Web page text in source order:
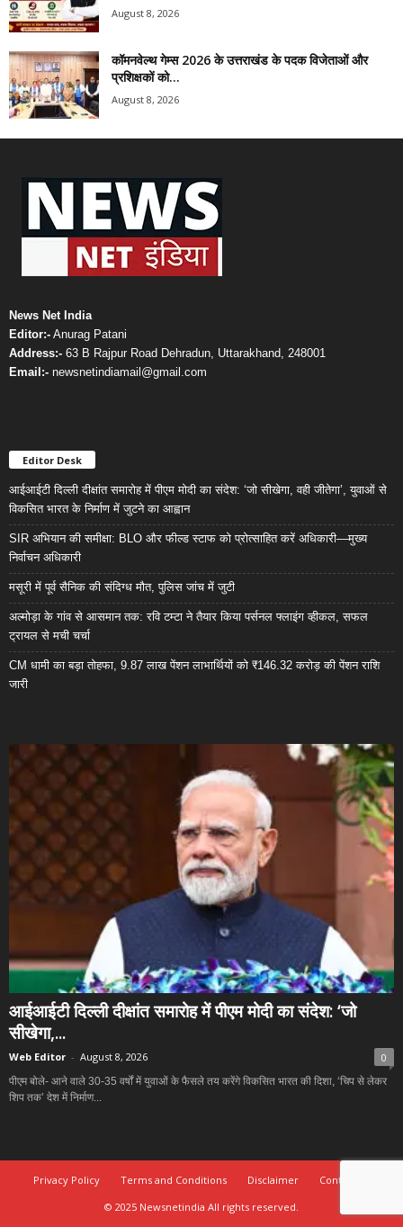
August 8, 2026
कॉमनवेल्थ गेम्स 2026 के उत्तराखंड के पदक विजेताओं और
प्रशिक्षकों को...
August 8, 2026
News Net India
Editor:- Anurag Patani
Address:- 63 B Rajpur Road Dehradun, Uttarakhand, 248001
Email:- newsnetindiamail@gmail.com
Editor Desk
आईआईटी दिल्ली दीक्षांत समारोह में पीएम मोदी का संदेश: ‘जो सीखेगा, वही जीतेगा’, युवाओं से
विकसित भारत के निर्माण में जुटने का आह्वान
SIR अभियान की समीक्षा: BLO और फील्ड स्टाफ को प्रोत्साहित करें अधिकारी—मुख्य
निर्वाचन अधिकारी
मसूरी में पूर्व सैनिक की संदिग्ध मौत, पुलिस जांच में जुटी
अल्मोड़ा के गांव से आसमान तक: रवि टम्टा ने तैयार किया पर्सनल फ्लाइंग व्हीकल, सफल
ट्रायल से मची चर्चा
CM धामी का बड़ा तोहफा, 9.87 लाख पेंशन लाभार्थियों को ₹146.32 करोड़ की पेंशन राशि
जारी
आईआईटी दिल्ली दीक्षांत समारोह में पीएम मोदी का संदेश: ‘जो
सीखेगा,...
Web Editor - August 8, 2026 0
पीएम बोले- आने वाले 30-35 वर्षों में युवाओं के फैसले तय करेंगे विकसित भारत की दिशा, ‘चिप से लेकर
शिप तक’ देश में निर्माण...
Privacy Policy Terms and Conditions Disclaimer
Contact Us
© 2025 Newsnetindia All rights reserved.